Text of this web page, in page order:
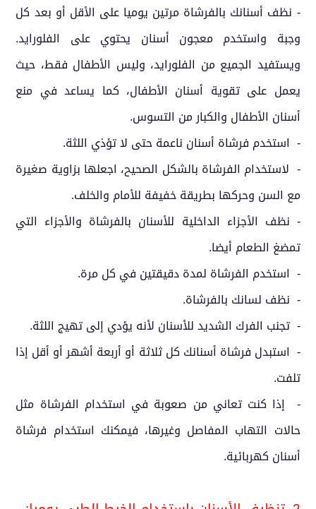
- نظف أسنانك بالفرشاة مرتين يوميا على الأقل أو بعد كل
وجبة واستخدم معجون أسنان يحتوي على الفلورايد.
ويستفيد الجميع من الفلورايد، وليس الأطفال فقط، حيث
يعمل على تقوية أسنان الأطفال، كما يساعد في منع
أسنان الأطفال والكبار من التسوس.
- استخدم فرشاة أسنان ناعمة حتى لا تؤذي اللثة.
- لاستخدام الفرشاة بالشكل الصحيح، اجعلها بزاوية صغيرة
مع السن وحركها بطريقة خفيفة للأمام والخلف.
- نظف الأجزاء الداخلية للأسنان بالفرشاة والأجزاء التي
تمضغ الطعام أيضا.
- استخدم الفرشاة لمدة دقيقتين في كل مرة.
- نظف لسانك بالفرشاة.
- تجنب الفرك الشديد للأسنان لأنه يؤدي إلى تهيج اللثة.
- استبدل فرشاة أسنانك كل ثلاثة أو أربعة أشهر أو أقل إذا
تلفت.
- إذا كنت تعاني من صعوبة في استخدام الفرشاة مثل
حالات التهاب المفاصل وغيرها، فيمكنك استخدام فرشاة
أسنان كهربائية.